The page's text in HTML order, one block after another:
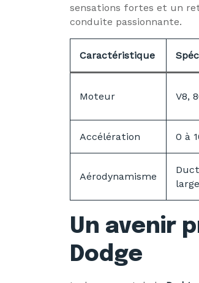
sensations fortes et un
conduite passionnante.
Caractéristique
Moteur V8,
Accélération 0 à
Aérodynamisme
Un avenir
Dodge